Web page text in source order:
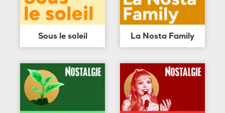
Sous le soleil La Nosta Family